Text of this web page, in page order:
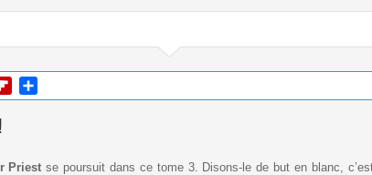
Flipboard
Priest se poursuit dans ce tome 3. Disons-le de but en blanc,